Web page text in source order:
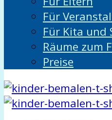
Für
Für Kita und
Räume zum
Preise